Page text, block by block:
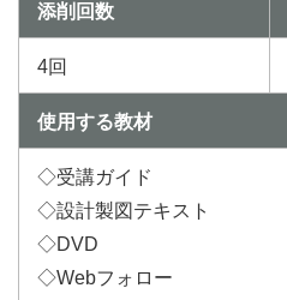
添削回数
4回
使用する教材
◇受講ガイド
◇設計製図テキスト
◇DVD
◇Webフォロー